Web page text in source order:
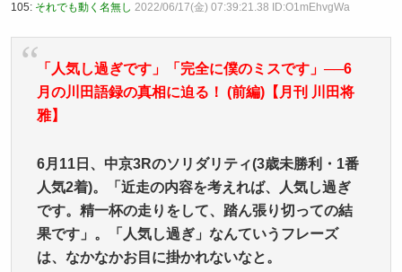
105: それでも動く名無し 2022/06/17(金) 07:39:21.38 ID:O1mEhvgWa
「人気し過ぎです」「完全に僕のミスです」──6
月の川田語録の真相に迫る！ (前編)【月刊 川田将
雅】
6月11日、中京3Rのソリダリティ(3歳未勝利・1番
人気2着)。「近走の内容を考えれば、人気し過ぎ
です。精一杯の走りをして、踏ん張り切っての結
果です」。「人気し過ぎ」なんていうフレーズ
は、なかなかお目に掛かれないなと。